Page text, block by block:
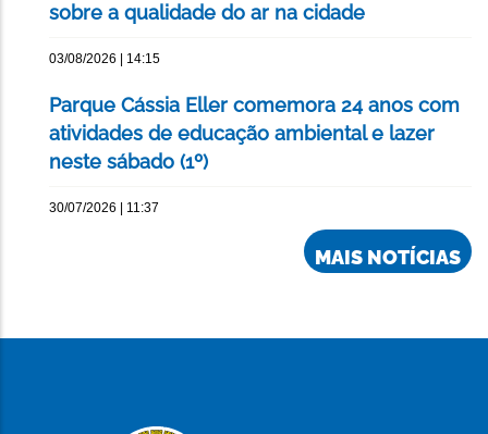
sobre a qualidade do ar na cidade
03/08/2026 | 14:15
Parque Cássia Eller comemora 24 anos com
atividades de educação ambiental e lazer
neste sábado (1º)
30/07/2026 | 11:37
MAIS NOTÍCIAS